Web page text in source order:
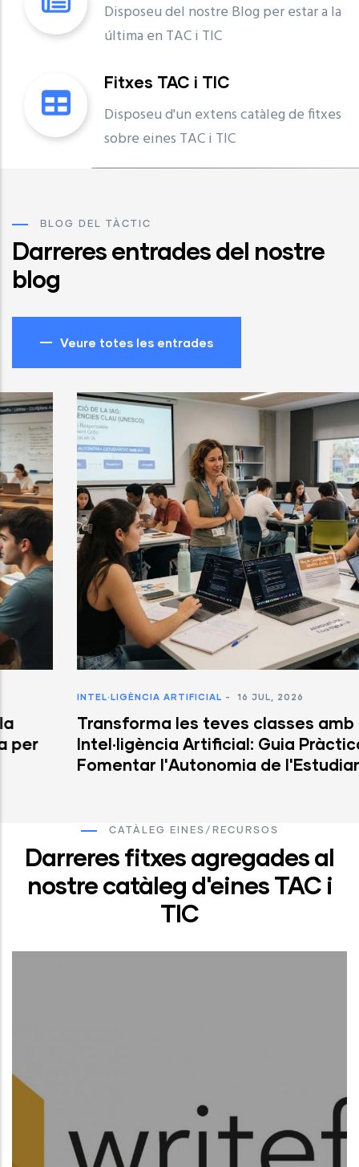
Disposeu del nostre Blog per estar a la
última en TAC i TIC
Fitxes TAC i TIC
Disposeu d'un extens catàleg de fitxes
sobre eines TAC i TIC
BLOG DEL TÀCTIC
Darreres entrades del nostre
blog
Veure totes les entrades
INTEL·LIGÈNCIA ARTIFICIAL - 16 JUL, 2026
Transforma les teves classes amb la
Intel·ligència Artificial: Guia Pràctica per
Fomentar l'Autonomia de l'Estudiant
CATÀLEG EINES/RECURSOS
Darreres fitxes agregades al
nostre catàleg d'eines TAC i
TIC